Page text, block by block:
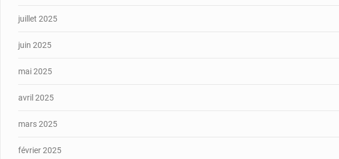
juillet 2025
juin 2025
mai 2025
avril 2025
mars 2025
février 2025